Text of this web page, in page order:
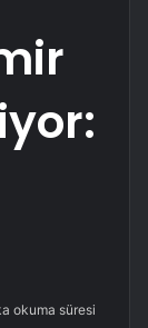
okuma süresi